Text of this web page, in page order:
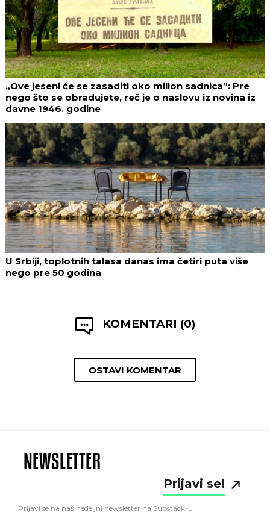
„Ove jeseni će se zasaditi oko milion sadnica”: Pre
nego što se obradujete, reč je o naslovu iz novina iz
davne 1946. godine
U Srbiji, toplotnih talasa danas ima četiri puta više
nego pre 50 godina
KOMENTARI (0)
OSTAVI KOMENTAR
NEWSLETTER
Prijavi se!
Prijavi se na naš nedeljni newsletter na Substack-u